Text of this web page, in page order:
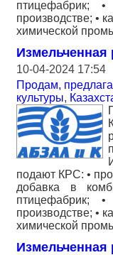
птицефабрик;
производстве; •
химической
Измельченная
10-04-2024 17:54
Продам,
культуры,
подают КРС: •
добавка в
птицефабрик;
производстве; •
химической
Измельченная